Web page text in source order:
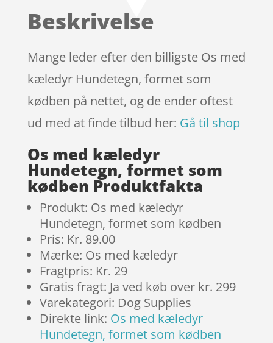
kundebedø
Beskrivelse
Mange leder efter den billigste Os med
kæledyr Hundetegn, formet som
kødben på nettet, og de ender oftest
ud med at finde tilbud her: Gå til shop
Os med kæledyr
Hundetegn, formet som
kødben Produktfakta
Produkt: Os med kæledyr
Hundetegn, formet som kødben
Pris: Kr. 89.00
Mærke: Os med kæledyr
Fragtpris: Kr. 29
Gratis fragt: Ja ved køb over kr. 299
Varekategori: Dog Supplies
Direkte link: Os med kæledyr
Hundetegn, formet som kødben